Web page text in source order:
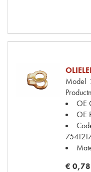
Model
OE
OE
€ 0,78